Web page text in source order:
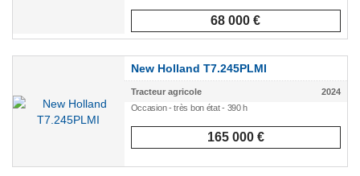
68 000 €
New Holland T7.245PLMI
Tracteur agricole
2024
Occasion - très bon état - 390 h
165 000 €